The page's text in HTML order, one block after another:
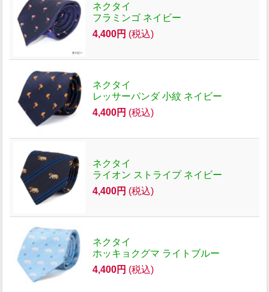
ネクタイ
フラミンゴ ネイビー
4,400円 (税込)
ネクタイ
レッサーパンダ 小紋 ネイビー
4,400円 (税込)
ネクタイ
ライオン ストライプ ネイビー
4,400円 (税込)
ネクタイ
ホッキョクグマ ライトブルー
4,400円 (税込)